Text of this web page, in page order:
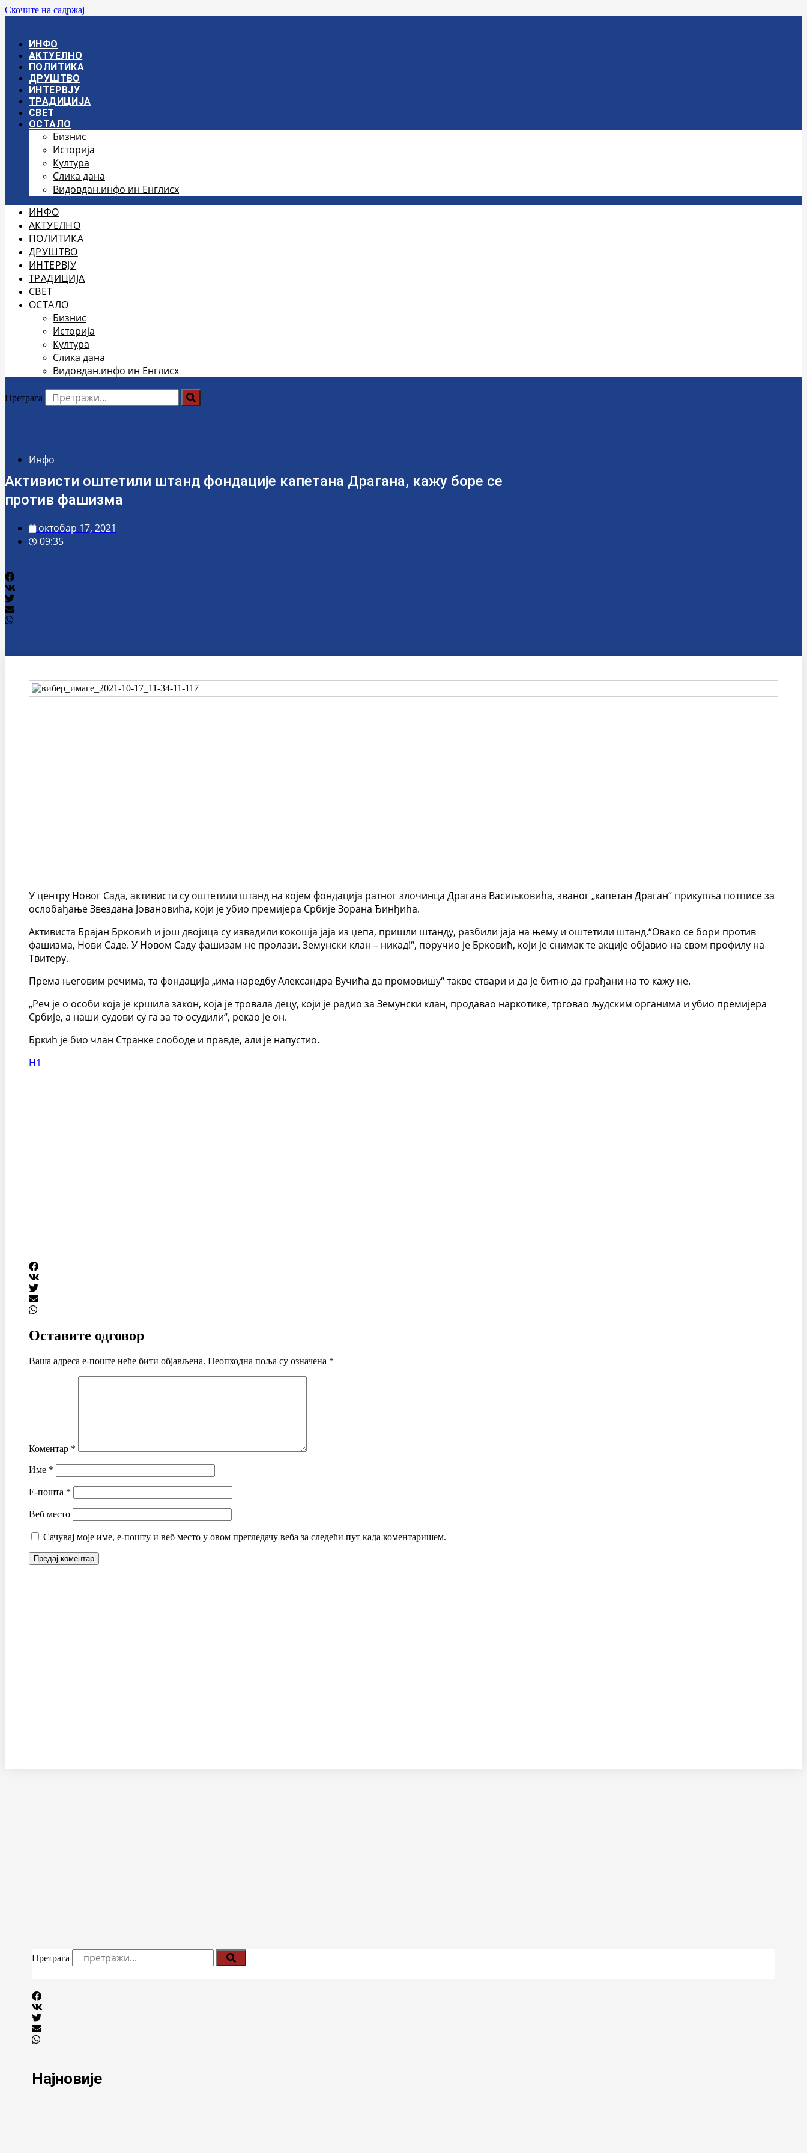
Скочите на садржај
ИНФО
АКТУЕЛНО
ПОЛИТИКА
ДРУШТВО
ИНТЕРВЈУ
ТРАДИЦИЈА
СВЕТ
ОСТАЛО
Бизнис
Историја
Култура
Слика дана
Видовдан.инфо ин Енглисх
ИНФО
АКТУЕЛНО
ПОЛИТИКА
ДРУШТВО
ИНТЕРВЈУ
ТРАДИЦИЈА
СВЕТ
ОСТАЛО
Бизнис
Историја
Култура
Слика дана
Видовдан.инфо ин Енглисх
Претрага
Инфо
Активисти оштетили штанд фондације капетана Драгана, кажу боре се
против фашизма
октобар 17, 2021
09:35
У центру Новог Сада, активисти су оштетили штанд на којем фондација ратног злочинца Драгана Васиљковића, званог „капетан Драган“ прикупља потписе за
ослобађање Звездана Јовановића, који је убио премијера Србије Зорана Ђинђића.
Активиста Брајан Брковић и још двојица су извадили кокошја јаја из џепа, пришли штанду, разбили јаја на њему и оштетили штанд.“Овако се бори против
фашизма, Нови Саде. У Новом Саду фашизам не пролази. Земунски клан – никад!“, поручио је Брковић, који је снимак те акције објавио на свом профилу на
Твитеру.
Према његовим речима, та фондација „има наредбу Александра Вучића да промовишу“ такве ствари и да је битно да грађани на то кажу не.
„Реч је о особи која је кршила закон, која је тровала децу, који је радио за Земунски клан, продавао наркотике, трговао људским органима и убио премијера
Србије, а наши судови су га за то осудили“, рекао је он.
Бркић је био члан Странке слободе и правде, али је напустио.
Н1
Оставите одговор
Ваша адреса е-поште неће бити објављена. Неопходна поља су означена *
Коментар *
Име *
Е-пошта *
Веб место
Сачувај моје име, е-пошту и веб место у овом прегледачу веба за следећи пут када коментаришем.
Претрага
Најновије